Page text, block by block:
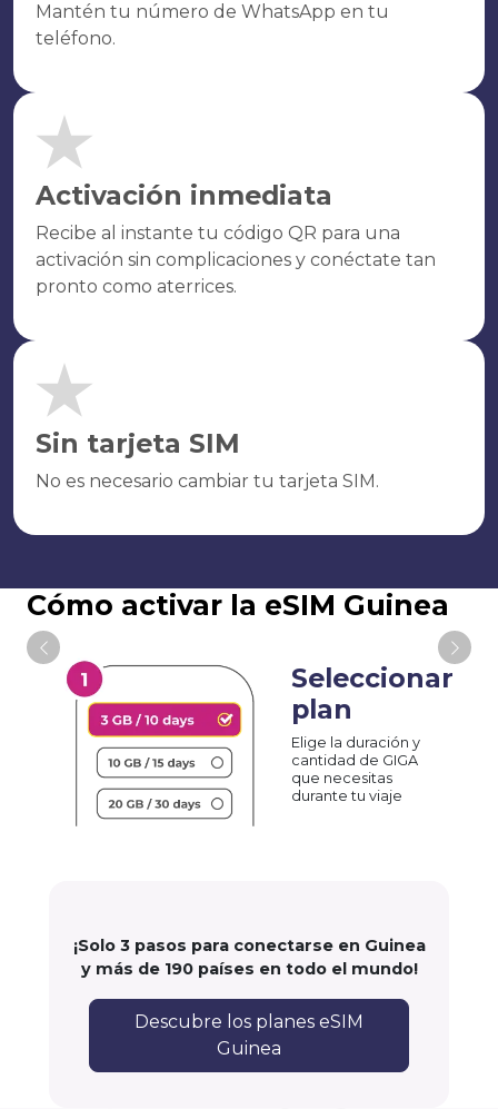
Mantén tu número de WhatsApp en tu
teléfono.
Activación inmediata
Recibe al instante tu código QR para una
activación sin complicaciones y conéctate tan
pronto como aterrices.
Sin tarjeta SIM
No es necesario cambiar tu tarjeta SIM.
Cómo activar la eSIM Guinea
Seleccionar
plan
Elige la duración y
cantidad de GIGA
que necesitas
durante tu viaje
¡Solo 3 pasos para conectarse en Guinea
y más de 190 países en todo el mundo!
Descubre los planes eSIM
Guinea